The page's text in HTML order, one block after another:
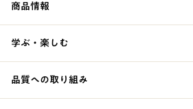
商品情報
学ぶ・楽しむ
品質への取り組み